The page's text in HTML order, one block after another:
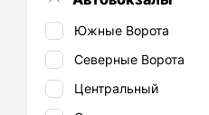
Южные Ворота
Северные Ворота
Центральный